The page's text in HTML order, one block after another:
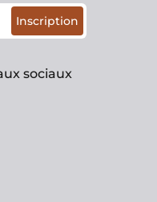
Inscription
sociaux